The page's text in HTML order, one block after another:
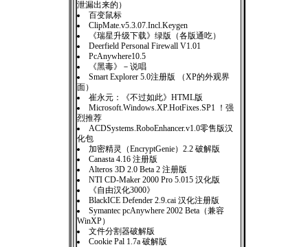
泄漏出来的）
百变鼠标
ClipMate.v5.3.07.Incl.Keygen
《瑞星升级下载》绿版（各版通吃）
Deerfield Personal Firewall V1.01
PcAnywhere10.5
《黑毒》－说唱
Smart Explorer 5.0注册版 （XP的外观界
面）
崔永元：《不过如此》HTML版
Microsoft.Windows.XP.HotFixes.SP1 ！强
烈推荐
ACDSystems.RoboEnhancer.v1.0零售版汉
化包
加密精灵（EncryptGenie）2.2 破解版
Canasta 4.16 注册版
Alteros 3D 2.0 Beta 2 注册版
NTI CD-Maker 2000 Pro 5.015 汉化版
《自由汉化3000》
BlackICE Defender 2.9.cai 汉化注册版
Symantec pcAnywhere 2002 Beta（兼容
WinXP）
文件分割器破解版
Cookie Pal 1.7a 破解版